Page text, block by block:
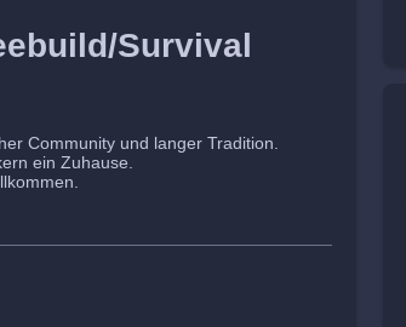
Survival
Community und langer Tradition.
ein Zuhause.